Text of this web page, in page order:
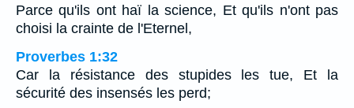
Parce qu'ils ont haï la science, Et qu'ils n'ont pas
choisi la crainte de l'Eternel,
Proverbes 1:32
Car la résistance des stupides les tue, Et la
sécurité des insensés les perd;